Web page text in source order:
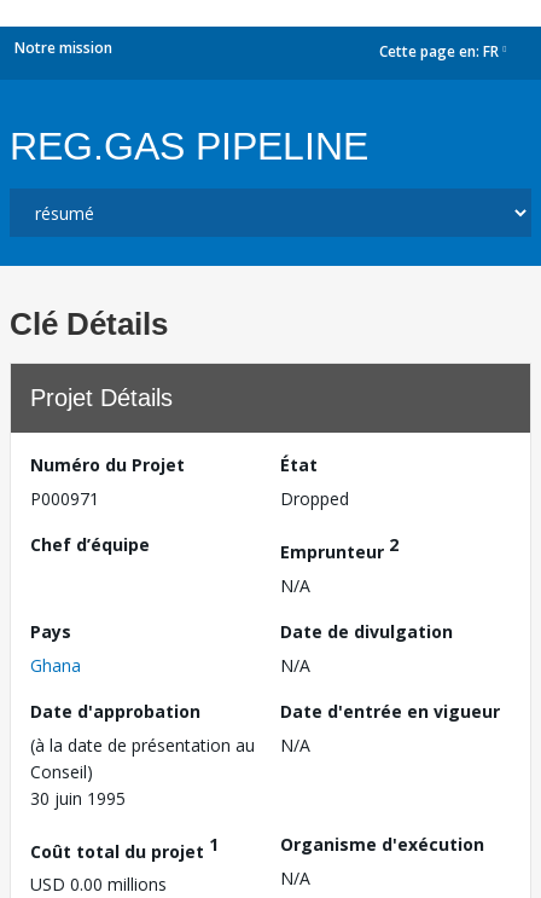
Notre mission Cette page en: FR
REG.GAS PIPELINE
Clé Détails
Projet Détails
Numéro du Projet
P000971
État
Dropped
Chef d’équipe
Emprunteur 2
N/A
Pays
Ghana
Date de divulgation
N/A
Date d'approbation
(à la date de présentation au
Conseil)
30 juin 1995
Date d'entrée en vigueur
N/A
Coût total du projet 1
USD 0.00 millions
Organisme d'exécution
N/A